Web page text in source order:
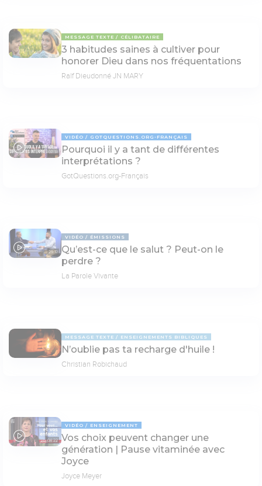
MESSAGE TEXTE CÉLIBATAIRE
3 habitudes saines à cultiver pour
honorer Dieu dans nos fréquentations
Ralf Dieudonné JN MARY
07:31
VIDÉO GOTQUESTIONS.ORG-FRANÇAIS
Pourquoi il y a tant de différentes
interprétations ?
GotQuestions.org-Français
29:12
VIDÉO ÉMISSIONS
Qu’est-ce que le salut ? Peut-on le
perdre ?
La Parole Vivante
MESSAGE TEXTE ENSEIGNEMENTS BIBLIQUES
N’oublie pas ta recharge d'huile !
Christian Robichaud
04:22
VIDÉO ENSEIGNEMENT
Vos choix peuvent changer une
génération | Pause vitaminée avec
Joyce
Joyce Meyer